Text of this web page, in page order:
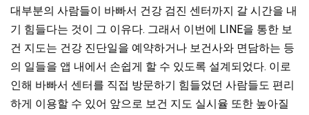
대부분의 사람들이 바빠서 건강 검진 센터까지 갈 시간을 내
기 힘들다는 것이 그 이유다. 그래서 이번에 LINE을 통한 보
건 지도는 건강 진단일을 예약하거나 보건사와 면담하는 등
의 일들을 앱 내에서 손쉽게 할 수 있도록 설계되었다. 이로
인해 바빠서 센터를 직접 방문하기 힘들었던 사람들도 편리
하게 이용할 수 있어 앞으로 보건 지도 실시율 또한 높아질